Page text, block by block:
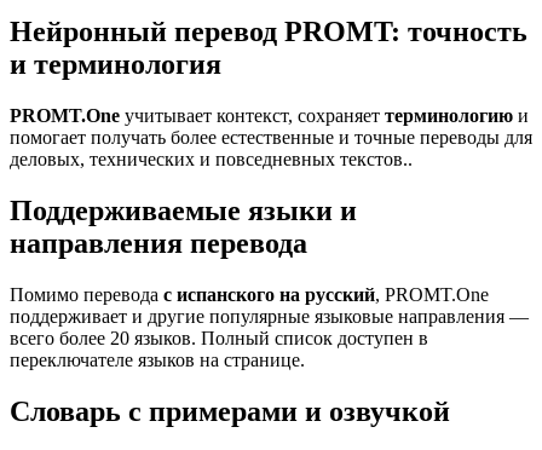
Нейронный перевод PROMT: точность
и терминология
PROMT.One учитывает контекст, сохраняет терминологию и
помогает получать более естественные и точные переводы для
деловых, технических и повседневных текстов..
Поддерживаемые языки и
направления перевода
Помимо перевода с испанского на русский, PROMT.One
поддерживает и другие популярные языковые направления —
всего более 20 языков. Полный список доступен в
переключателе языков на странице.
Словарь с примерами и озвучкой